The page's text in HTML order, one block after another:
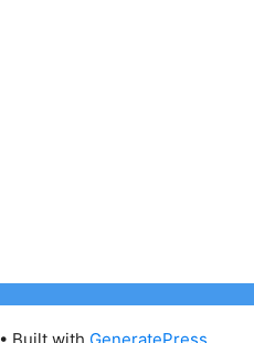
• Built with GeneratePress